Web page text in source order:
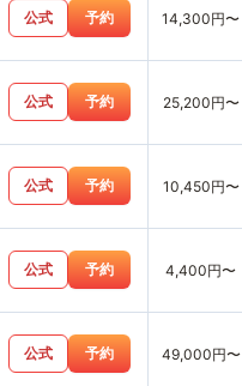
公式 予約 14,300円〜
公式 予約 25,200円〜
公式 予約 10,450円〜
公式 予約 4,400円〜
公式 予約 49,000円〜